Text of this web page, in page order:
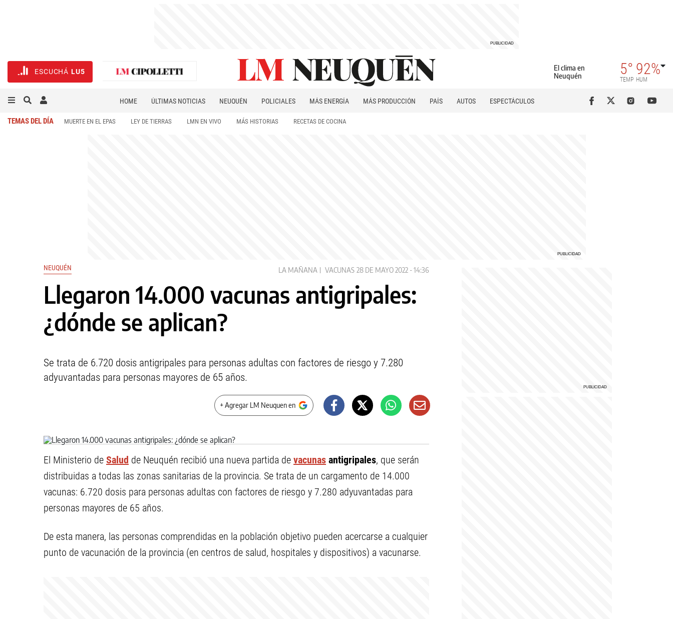
ESCUCHÁ LU5
El clima en
Neuquén
5°
TEMP
92%
HUM
HOME ÚLTIMAS NOTICIAS NEUQUÉN POLICIALES MÁS ENERGÍA MÁS PRODUCCIÓN PAÍS AUTOS
ESPECTÁCULOS
TEMAS DEL DÍA MUERTE EN EL EPAS LEY DE TIERRAS LMN EN VIVO MÁS HISTORIAS RECETAS DE COCINA
NEUQUÉN LA MAÑANA VACUNAS 28 DE MAYO 2022 - 14:36
Llegaron 14.000 vacunas antigripales:
¿dónde se aplican?
Se trata de 6.720 dosis antigripales para personas adultas con factores de riesgo y 7.280
adyuvantadas para personas mayores de 65 años.
+ Agregar LM Neuquen en
El Ministerio de Salud de Neuquén recibió una nueva partida de vacunas antigripales, que serán
distribuidas a todas las zonas sanitarias de la provincia. Se trata de un cargamento de 14.000
vacunas: 6.720 dosis para personas adultas con factores de riesgo y 7.280 adyuvantadas para
personas mayores de 65 años.
De esta manera, las personas comprendidas en la población objetivo pueden acercarse a cualquier
punto de vacunación de la provincia (en centros de salud, hospitales y dispositivos) a vacunarse.